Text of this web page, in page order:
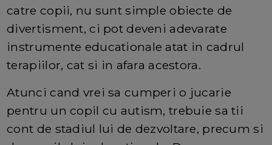
catre copii, nu sunt simple obiecte de
divertisment, ci pot deveni adevarate
instrumente educationale atat in cadrul
terapiilor, cat si in afara acestora.
Atunci cand vrei sa cumperi o jucarie
pentru un copil cu autism, trebuie sa tii
cont de stadiul lui de dezvoltare, precum si